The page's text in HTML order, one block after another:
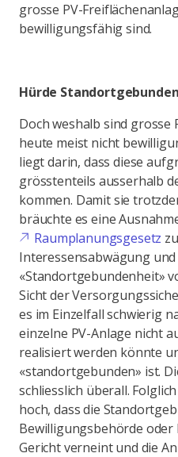
grosse PV-
bewilligungsfähig sind.
Hürde
Doch weshalb sind grosse
heute meist nicht
liegt darin, dass diese
grösstenteils ausserhalb
kommen. Damit sie
bräuchte es eine
Raumplanungsgesetz
Interessensabwägung
«Standortgebundenheit»
Sicht der
es im Einzelfall schwierig
einzelne PV-Anlage nicht
realisiert werden könnte
«standortgebunden» ist.
schliesslich überall.
hoch, dass die
Bewilligungsbehörde oder
Gericht verneint und die